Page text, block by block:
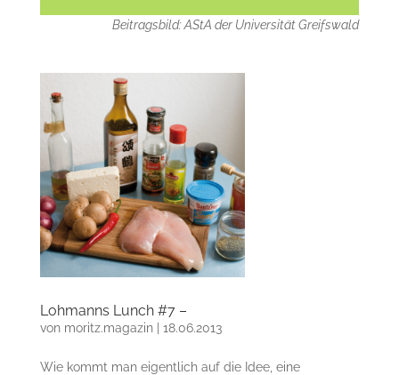
Beitragsbild: AStA der Universität Greifswald
Lohmanns Lunch #7 –
von moritz.magazin| 18.06.2013
Wie kommt man eigentlich auf die Idee, eine